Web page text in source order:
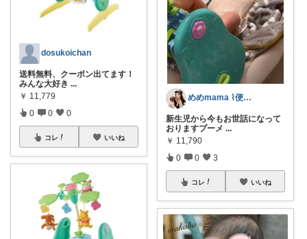
dosukoichan
送料無料、クーポン出てます！
みんな大好き ...
￥ 11,779
0 0 0
コレ いいね
めめmama ⌇便利item
新生児から今もお世話になって
おりますプーメ ...
￥ 11,790
0 0 3
コレ いいね